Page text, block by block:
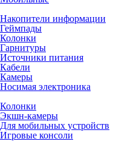
Накопители информации
Геймпады
Колонки
Гарнитуры
Источники питания
Кабели
Камеры
Носимая электроника
Колонки
Экшн-камеры
Для мобильных устройств
Игровые консоли